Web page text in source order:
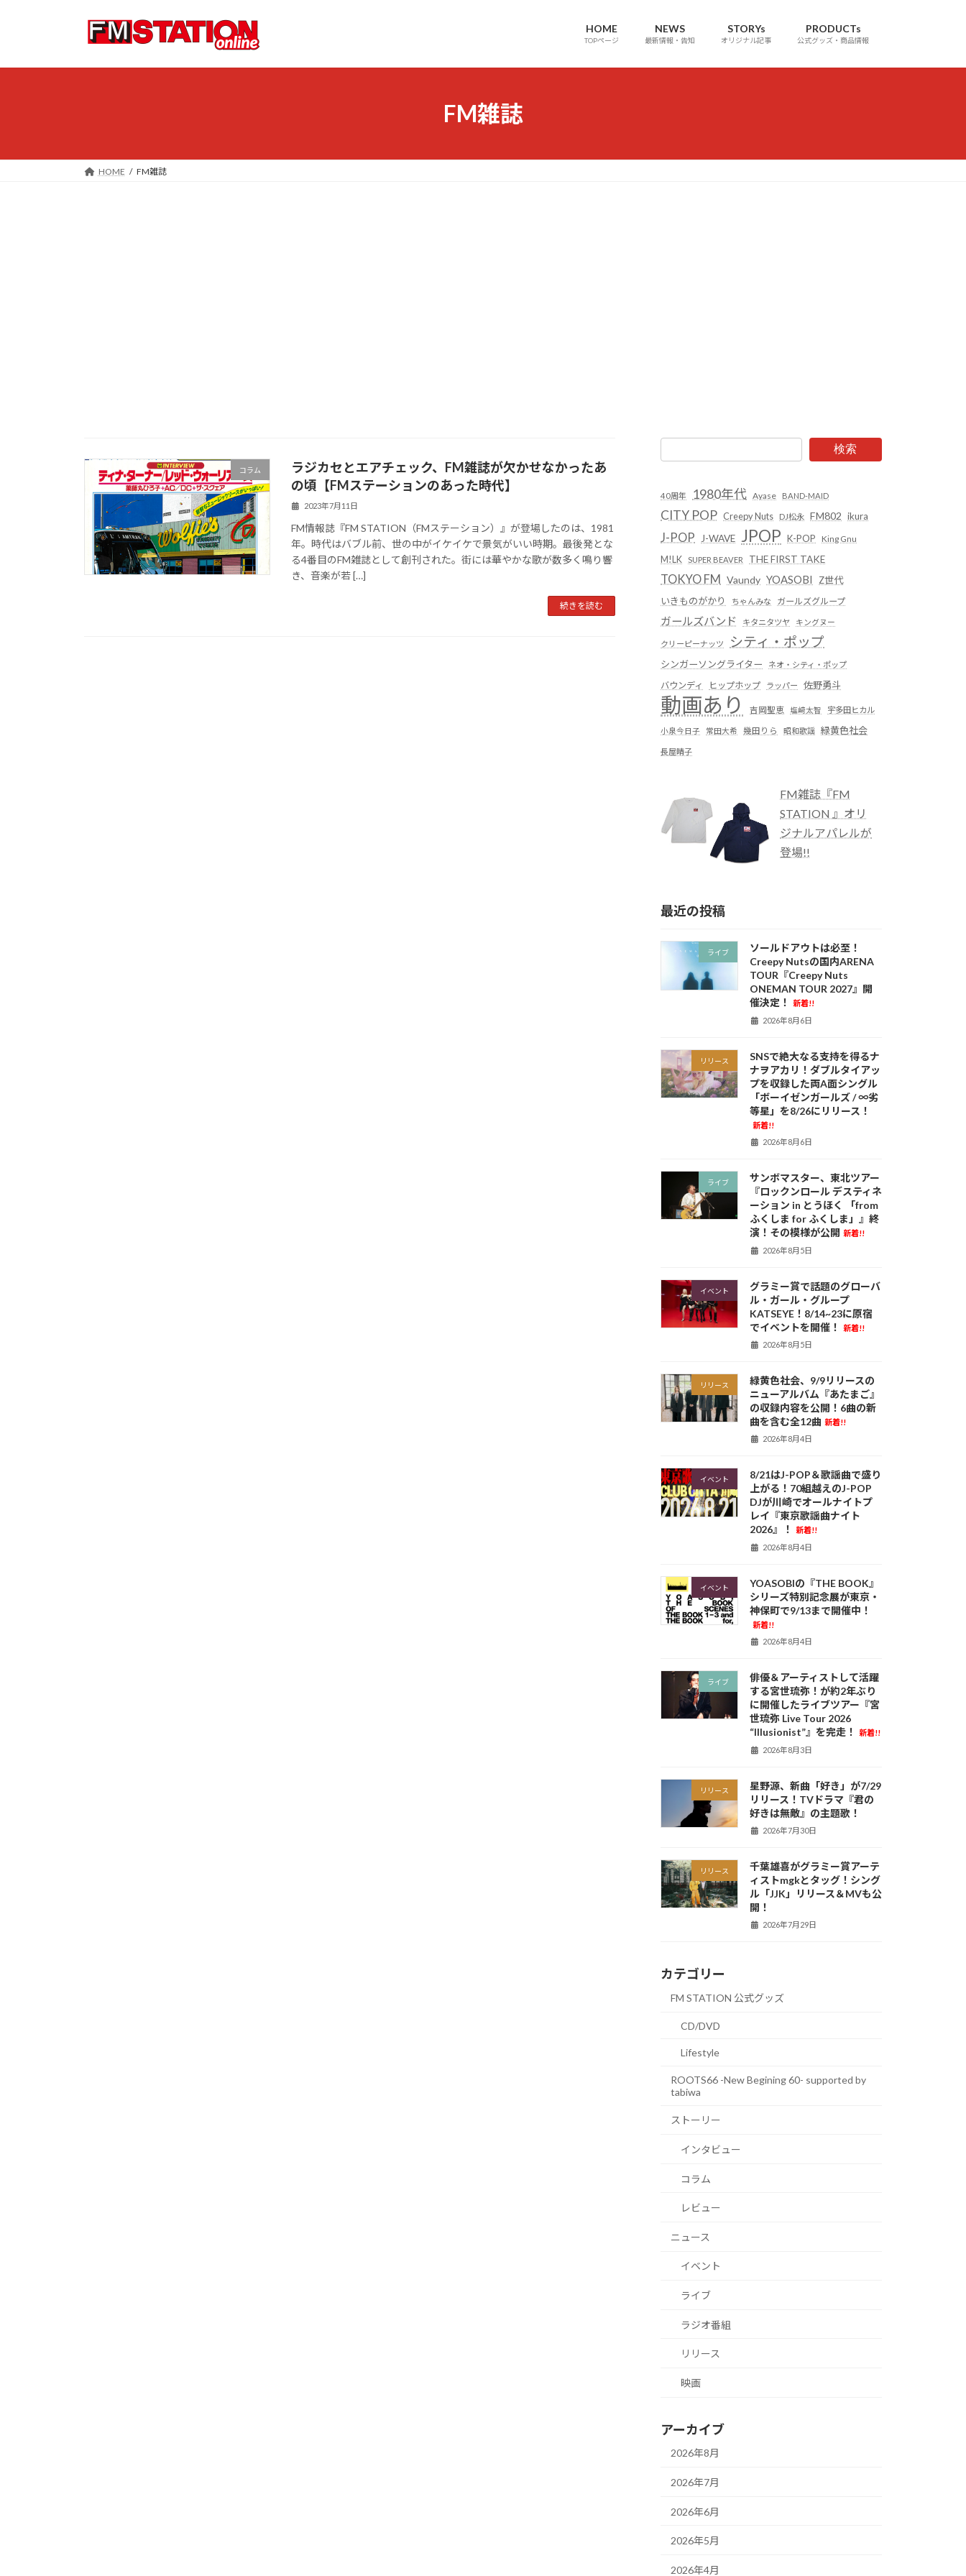
プ
動
HOME
TOPページ
NEWS
最新情報・告知
STORYs
オリジナル記事
PRODUCTs
公式グッズ・商品情報
FM雑誌
HOME FM雑誌
コラム
ラジカセとエアチェック、FM雑誌が欠かせなかったあ
の頃【FMステーションのあった時代】
2023年7月11日
FM情報誌『FM STATION（FMステーション）』が登場したのは、1981
年。時代はバブル前、世の中がイケイケで景気がいい時期。最後発とな
る4番目のFM雑誌として創刊された。街には華やかな歌が数多く鳴り響
き、音楽が若 […]
続きを読む
検索
40周年 1980年代 Ayase BAND-MAID
CITY POP Creepy Nuts DJ松永 FM802 ikura
J-POP J-WAVE JPOP K-POP
King Gnu
M!LK
SUPER BEAVER THE FIRST TAKE
TOKYO FM Vaundy YOASOBI
Z世代
いきものがかり
ちゃんみな ガールズグループ
ガールズバンド キタニタツヤ キングヌー
クリーピーナッツ シティ・ポップ
シンガーソングライター ネオ・シティ・ポップ
バウンディ ヒップホップ ラッパー 佐野勇斗
動画あり 吉岡聖恵 塩﨑太智 宇多田ヒカル
小泉今日子 常田大希 幾田りら 昭和歌謡 緑黄色社会
長屋晴子
FM雑誌『FM
STATION 』オリ
ジナルアパレルが
登場!!
最近の投稿
ライブ
ソールドアウトは必至！
Creepy Nutsの国内ARENA
TOUR『Creepy Nuts
ONEMAN TOUR 2027』開
催決定！
新着!!
2026年8月6日
リリース
SNSで絶大なる支持を得るナ
ナヲアカリ！ダブルタイアッ
プを収録した両A面シングル
「ボーイゼンガールズ / ∞劣
等星」を8/26にリリース！
新着!!
2026年8月6日
ライブ
サンボマスター、東北ツアー
『ロックンロール デスティネ
ーション in とうほく 「from
ふくしま for ふくしま」』終
演！その模様が公開 新着!!
2026年8月5日
イベント
グラミー賞で話題のグローバ
ル・ガール・グループ
KATSEYE！8/14~23に原宿
でイベントを開催！
新着!!
2026年8月5日
リリース
緑黄色社会、9/9リリースの
ニューアルバム『あたまご』
の収録内容を公開！6曲の新
曲を含む全12曲 新着!!
2026年8月4日
イベント
8/21はJ-POP＆歌謡曲で盛り
上がる！70組越えのJ-POP
DJが川崎でオールナイトプ
レイ『東京歌謡曲ナイト
2026』！
新着!!
2026年8月4日
イベント
YOASOBIの『THE BOOK』
シリーズ特別記念展が東京・
神保町で9/13まで開催中！
新着!!
2026年8月4日
ライブ
俳優＆アーティストして活躍
する宮世琉弥！が約2年ぶり
に開催したライブツアー『宮
世琉弥 Live Tour 2026
“Illusionist”』を完走！
新着!!
2026年8月3日
リリース
星野源、新曲「好き」が7/29
リリース！TVドラマ『君の
好きは無敵』の主題歌！
2026年7月30日
リリース
千葉雄喜がグラミー賞アーテ
ィストmgkとタッグ！シング
ル「JJK」リリース＆MVも公
開！
2026年7月29日
カテゴリー
FM STATION 公式グッズ
CD/DVD
Lifestyle
ROOTS66 -New Begining 60- supported by
tabiwa
ストーリー
インタビュー
コラム
レビュー
ニュース
イベント
ライブ
ラジオ番組
リリース
映画
アーカイブ
2026年8月
2026年7月
2026年6月
2026年5月
2026年4月